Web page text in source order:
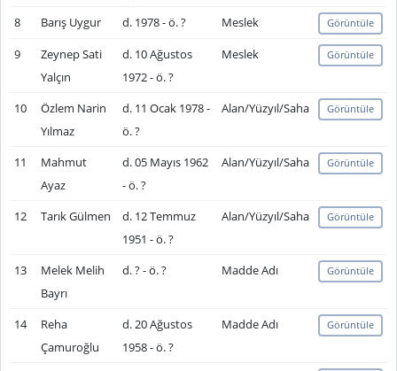
8 Barış Uygur d. 1978 - ö. ? Meslek Görüntüle
9
Zeynep Sati
Yalçın
d. 10 Ağustos
1972 - ö. ?
Meslek Görüntüle
10
Özlem Narin
Yılmaz
d. 11 Ocak 1978 -
ö. ?
Alan/Yüzyıl/Saha Görüntüle
11
Mahmut
Ayaz
d. 05 Mayıs 1962
- ö. ?
Alan/Yüzyıl/Saha Görüntüle
12 Tarık Gülmen
d. 12 Temmuz
1951 - ö. ?
Alan/Yüzyıl/Saha Görüntüle
13
Melek Melih
Bayrı
d. ? - ö. ? Madde Adı Görüntüle
14
Reha
Çamuroğlu
d. 20 Ağustos
1958 - ö. ?
Madde Adı Görüntüle